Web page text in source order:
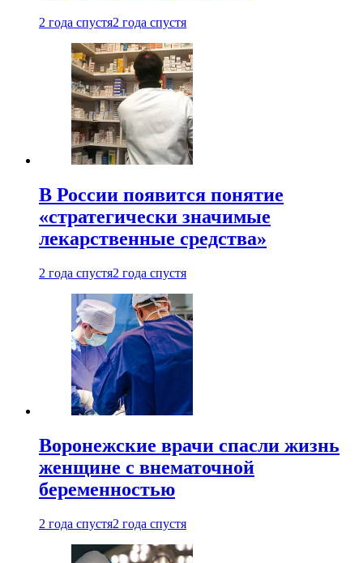
2 года спустя2 года спустя
В России появится понятие
«стратегически значимые
лекарственные средства»
2 года спустя2 года спустя
Воронежские врачи спасли жизнь
женщине с внематочной
беременностью
2 года спустя2 года спустя